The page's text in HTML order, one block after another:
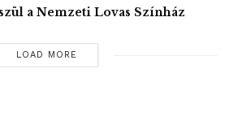
Központ.
és a Millennium
a Nemzeti Lovas Színház
LOAD MORE